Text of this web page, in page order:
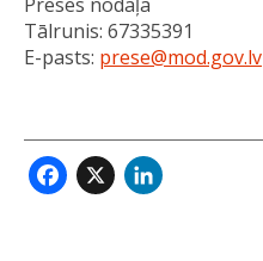
Tālrunis: 67335391
E-pasts: prese@mod.gov.lv
Facebook
X